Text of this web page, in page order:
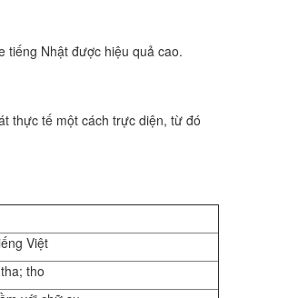
tiếng Nhật được hiệu quả cao.
thực tế một cách trực diện, từ đó
Việt
tho